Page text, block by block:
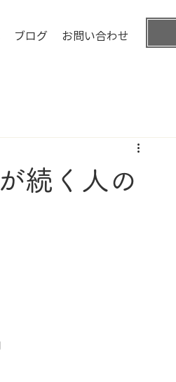
ブログ お問い合わせ
続く人の